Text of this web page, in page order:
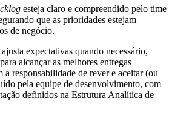
esteja claro e compreendido pelo time
que as prioridades estejam
de negócio.
expectativas quando necessário,
alcançar as melhores entregas
responsabilidade de rever e aceitar (ou
pela equipe de desenvolvimento, com
definidos na Estrutura Analítica de